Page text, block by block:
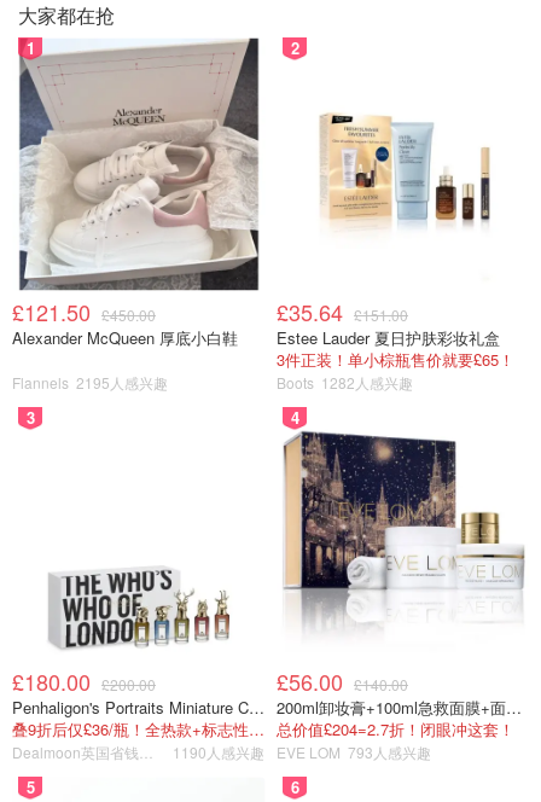
大家都在抢
1
£121.50 £450.00
Alexander McQueen 厚底小白鞋
Flannels 2195人感兴趣
2
£35.64 £151.00
Estee Lauder 夏日护肤彩妆礼盒
3件正装！单小棕瓶售价就要£65！
Boots 1282人感兴趣
3
£180.00 £200.00
Penhaligon's Portraits Miniature Collection 香氛套装 5瓶装
叠9折后仅£36/瓶！全热款+标志性兽首头
1190人感兴趣
4
£56.00 £140.00
200ml卸妆膏+100ml急救面膜+面霜+洁颜布
总价值£204=2.7折！闭眼冲这套！
EVE LOM 793人感兴趣
5 6